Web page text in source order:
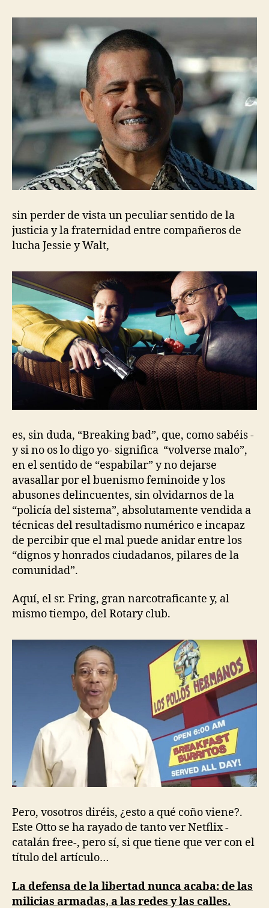
sin perder de vista un peculiar sentido de la
justicia y la fraternidad entre compañeros de
lucha Jessie y Walt,
es, sin duda, “Breaking bad”, que, como sabéis -
y si no os lo digo yo- significa “volverse malo”,
en el sentido de “espabilar” y no dejarse
avasallar por el buenismo feminoide y los
abusones delincuentes, sin olvidarnos de la
“policía del sistema”, absolutamente vendida a
técnicas del resultadismo numérico e incapaz
de percibir que el mal puede anidar entre los
“dignos y honrados ciudadanos, pilares de la
comunidad”.
Aquí, el sr. Fring, gran narcotraficante y, al
mismo tiempo, del Rotary club.
Pero, vosotros diréis, ¿esto a qué coño viene?.
Este Otto se ha rayado de tanto ver Netflix -
catalán free-, pero sí, si que tiene que ver con el
título del artículo…
La defensa de la libertad nunca acaba: de las
milicias armadas, a las redes y las calles.